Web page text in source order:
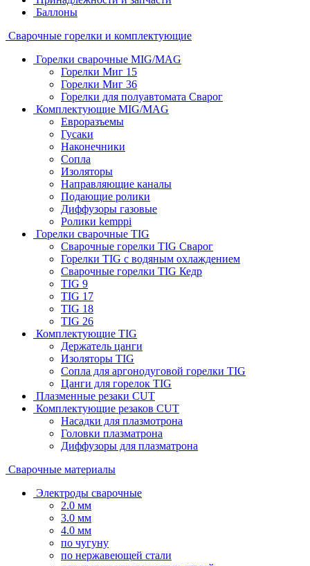
Баллоны
Сварочные горелки и комплектующие
Горелки сварочные MIG/MAG
Горелки Миг 15
Горелки Миг 36
Горелки для полуавтомата Сварог
Комплектующие MIG/MAG
Евроразъемы
Гусаки
Наконечники
Сопла
Изоляторы
Направляющие каналы
Подающие ролики
Диффузоры газовые
Ролики kemppi
Горелки сварочные TIG
Сварочные горелки TIG Сварог
Горелки TIG с водяным охлаждением
Сварочные горелки TIG Кедр
TIG 9
TIG 17
TIG 18
TIG 26
Комплектующие TIG
Держатель цанги
Изоляторы TIG
Сопла для аргонодуговой горелки TIG
Цанги для горелок TIG
Плазменные резаки CUT
Комплектующие резаков CUT
Насадки для плазмотрона
Головки плазматрона
Диффузоры для плазматрона
Сварочные материалы
Электроды сварочные
2.0 мм
3.0 мм
4.0 мм
по чугуну
по нержавеющей стали